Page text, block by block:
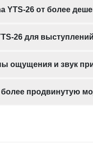
YTS-26 от более
26 для
ощущения и звук
продвинутую